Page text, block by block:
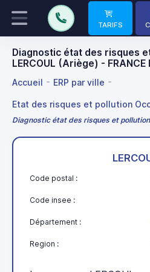
TARIFS
Diagnostic état des risques
LERCOUL (Ariège) - FRANCE
Accueil ERP par ville
Etat des risques et pollution
Diagnostic état des risques et pollution
Code postal :
Code insee :
Département :
Region :